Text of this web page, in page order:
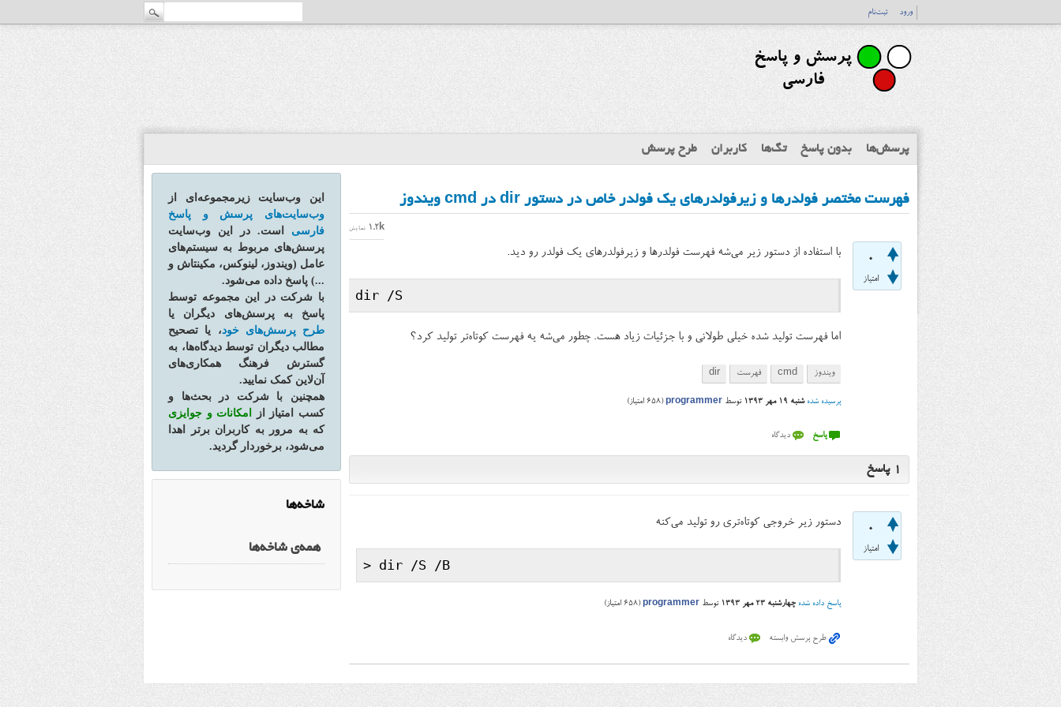
ورود ثبت‌نام
پرسش‌ها بدون پاسخ تگ‌ها کاربران طرح پرسش
این وب‌سایت زیرمجموعه‌ای از
وب‌سایت‌های پرسش و پاسخ
فارسی است. در این وب‌سایت
پرسش‌های مربوط به سیستم‌های
عامل (ویندوز، لینوکس، مکینتاش و
...) پاسخ داده می‌شود.
با شرکت در این مجموعه توسط
پاسخ به پرسش‌های دیگران یا
طرح پرسش‌های خود، یا تصحیح
مطالب دیگران توسط دیدگاه‌ها، به
گسترش فرهنگ همکاری‌های
آن‌لاین کمک نمایید.
همچنین با شرکت در بحث‌ها و
کسب امتیاز از
امکانات و جوایزی
که به مرور به کاربران برتر اهدا
می‌شود، برخوردار گردید.
شاخه‌ها
همه‌ی شاخه‌ها
فهرست مختصر فولدرها و زیرفولدرهای یک فولدر خاص در دستور dir در cmd ویندوز
0
امتیاز
1.2k نمایش
با استفاده از دستور زیر می‌شه فهرست فولدرها و زیرفولدرهای یک فولدر رو دید.
اما فهرست تولید شده خیلی طولانی و با جزئیات زیاد هست. چطور می‌شه یه فهرست کوتاه‌تر تولید کرد؟
ویندوز cmd فهرست dir
پرسیده شده شنبه ۱۹ مهر ۱۳۹۳ توسط programmer
(
658 امتیاز)
1 پاسخ
0
امتیاز
دستور زیر خروجی کوتاه‌تری رو تولید می‌کنه
پاسخ داده شده چهارشنبه ۲۳ مهر ۱۳۹۳ توسط programmer
(
658 امتیاز)